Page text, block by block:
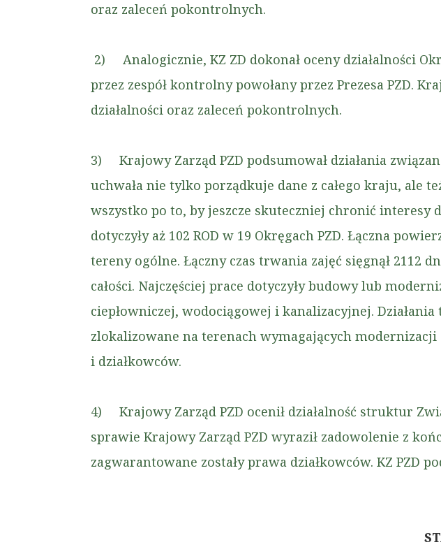
oraz zaleceń pokontrolnych.
2) Analogicznie, KZ ZD dokonał oceny działalności
przez zespół kontrolny powołany przez Prezesa PZD.
działalności oraz zaleceń pokontrolnych.
3) Krajowy Zarząd PZD podsumował działania
uchwała nie tylko porządkuje dane z całego kraju, ale
wszystko po to, by jeszcze skuteczniej chronić interesy
dotyczyły aż 102 ROD w 19 Okręgach PZD. Łączna
tereny ogólne. Łączny czas trwania zajęć sięgnął 2112
całości. Najczęściej prace dotyczyły budowy lub
ciepłowniczej, wodociągowej i kanalizacyjnej.
zlokalizowane na terenach wymagających
i działkowców.
4) Krajowy Zarząd PZD ocenił działalność struktur
sprawie Krajowy Zarząd PZD wyraził zadowolenie z
zagwarantowane zostały prawa działkowców. KZ PZD